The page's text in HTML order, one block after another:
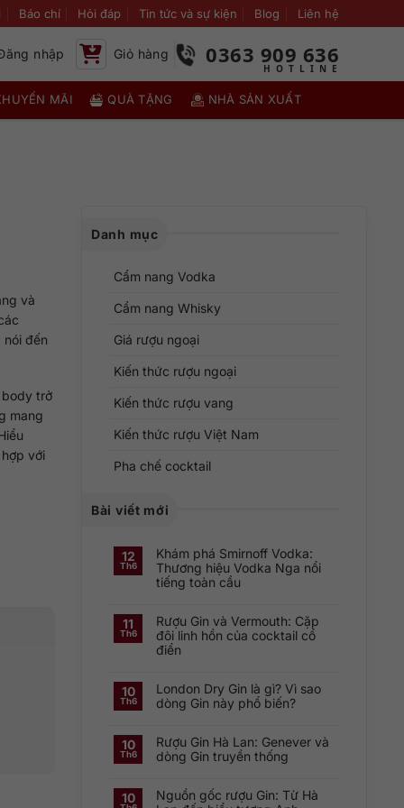
Báo chí Hỏi đáp Tin tức và sự kiện Blog Liên hệ
nhập Giỏ hàng 0363 909 636
MÃI QUÀ TẶNG NHÀ SẢN XUẤT
và
nói đến
body trở
mang
với
Danh mục
Cẩm nang Vodka
Cẩm nang Whisky
Giá rượu ngoại
Kiến thức rượu ngoại
Kiến thức rượu vang
Kiến thức rượu Việt Nam
Pha chế cocktail
Bài viết mới
12
Th6
Khám phá Smirnoff Vodka:
Thương hiệu Vodka Nga nổi
tiếng toàn cầu
bình
luận
ở
Khám
phá
Thương
hiệu
Vodka
tiếng
toàn
cầu
11
Th6
Rượu Gin và Vermouth: Cặp
đôi linh hồn của cocktail cổ
điển
bình
luận
ở
Vermouth:
Cặp
của
cocktail
10
Th6
London Dry Gin là gì? Vì sao
dòng Gin này phổ biến?
bình
luận
ở
là
10
Th6
Rượu Gin Hà Lan: Genever và
dòng Gin truyền thống
bình
luận
10
Nguồn gốc rượu Gin: Từ Hà